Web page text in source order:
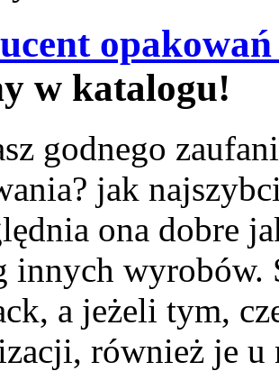
w katalogu!
godnego
jak
ona dobre
innych
a jeżeli tym,
również je u